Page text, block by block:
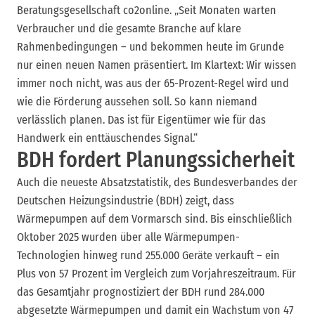
Beratungsgesellschaft co2online. „Seit Monaten warten
Verbraucher und die gesamte Branche auf klare
Rahmenbedingungen – und bekommen heute im Grunde
nur einen neuen Namen präsentiert. Im Klartext: Wir wissen
immer noch nicht, was aus der 65-Prozent-Regel wird und
wie die Förderung aussehen soll. So kann niemand
verlässlich planen. Das ist für Eigentümer wie für das
Handwerk ein enttäuschendes Signal.“
BDH fordert Planungssicherheit
Auch die neueste Absatzstatistik, des Bundesverbandes der
Deutschen Heizungsindustrie (BDH) zeigt, dass
Wärmepumpen auf dem Vormarsch sind. Bis einschließlich
Oktober 2025 wurden über alle Wärmepumpen-
Technologien hinweg rund 255.000 Geräte verkauft – ein
Plus von 57 Prozent im Vergleich zum Vorjahreszeitraum. Für
das Gesamtjahr prognostiziert der BDH rund 284.000
abgesetzte Wärmepumpen und damit ein Wachstum von 47